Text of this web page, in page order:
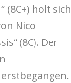
(8C+) holt sich
Nico
(8C). Der